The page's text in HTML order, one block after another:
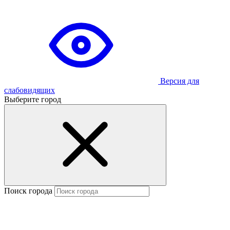
Версия для
слабовидящих
Выберите город
Поиск города